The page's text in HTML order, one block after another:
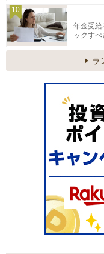
10
年金受給
ックす
ラ